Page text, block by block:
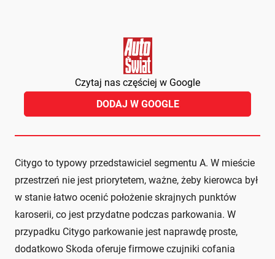
Czytaj nas częściej w Google
DODAJ W GOOGLE
Citygo to typowy przedstawiciel segmentu A. W mieście
przestrzeń nie jest priorytetem, ważne, żeby kierowca był
w stanie łatwo ocenić położenie skrajnych punktów
karoserii, co jest przydatne podczas parkowania. W
przypadku Citygo parkowanie jest naprawdę proste,
dodatkowo Skoda oferuje firmowe czujniki cofania